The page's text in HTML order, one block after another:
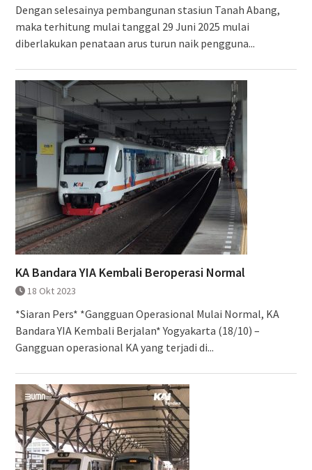
Dengan selesainya pembangunan stasiun Tanah Abang,
maka terhitung mulai tanggal 29 Juni 2025 mulai
diberlakukan penataan arus turun naik pengguna...
KA Bandara YIA Kembali Beroperasi Normal
18 Okt 2023
*Siaran Pers* *Gangguan Operasional Mulai Normal, KA
Bandara YIA Kembali Berjalan* Yogyakarta (18/10) –
Gangguan operasional KA yang terjadi di...